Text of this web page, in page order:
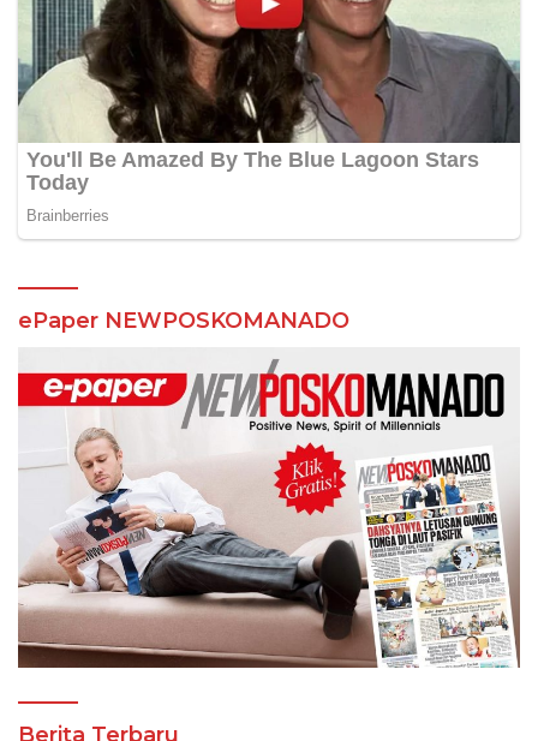
ePaper NEWPOSKOMANADO
Berita Terbaru